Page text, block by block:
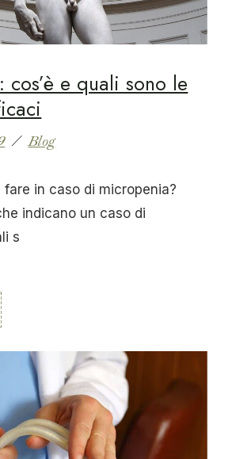
e quali sono le
Blog
fare in caso di micropenia?
indicano un caso di
s